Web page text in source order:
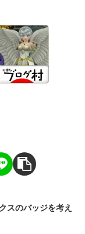
スのバッジを考え